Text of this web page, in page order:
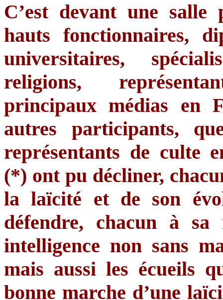
C’est devant une salle
hauts fonctionnaires,
universitaires,
religions,
principaux médias en
autres participants,
représentants de culte
(*) ont pu décliner,
lalaïcité et de son
défendre, chacun à sa
intelligence non sans
mais aussi les écueils
bonne marche d’une